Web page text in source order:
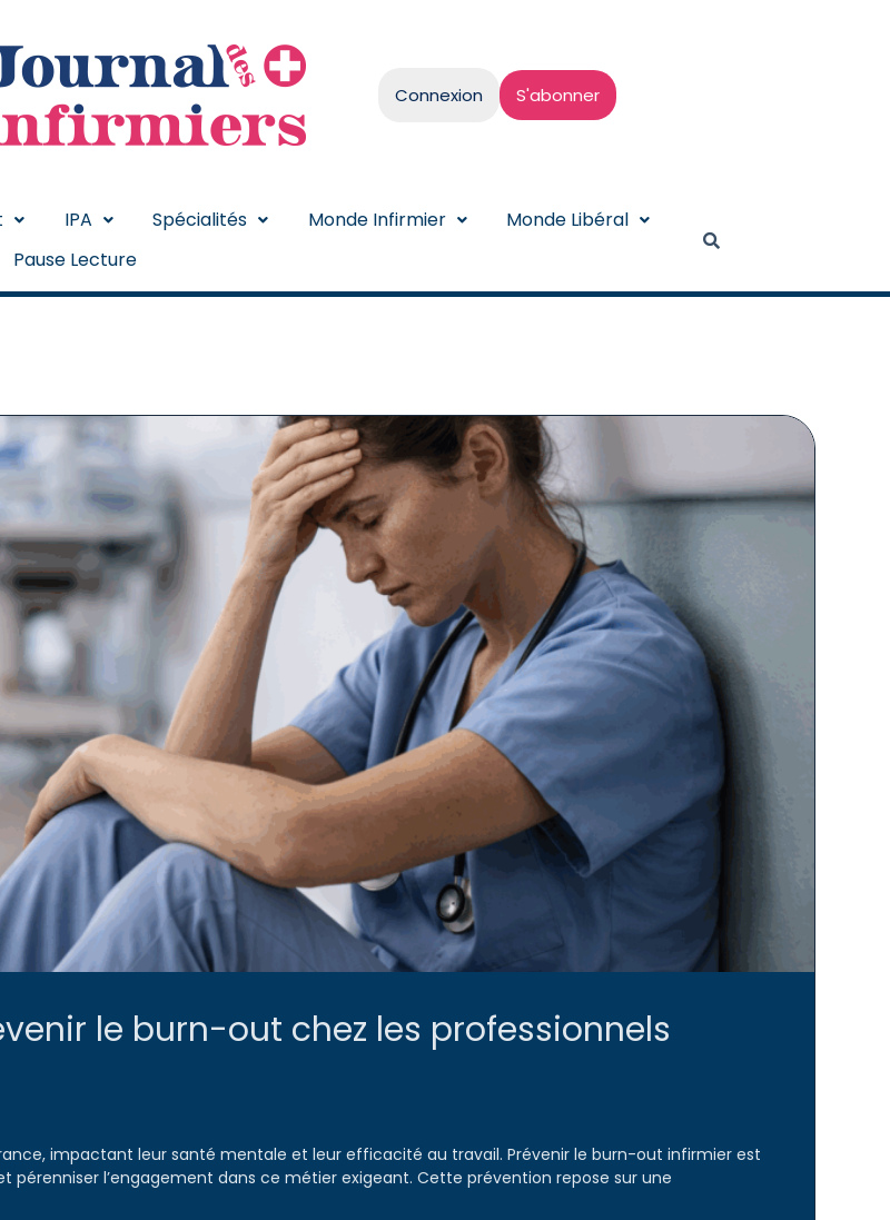
Connexion S'abonner
IPA Spécialités Monde Infirmier
Monde Libéral
Pause Lecture
le burn-out chez les professionnels
impactant leur santé mentale et leur efficacité au travail. Prévenir le burn-out infirmier est
l’engagement dans ce métier exigeant. Cette prévention repose sur une